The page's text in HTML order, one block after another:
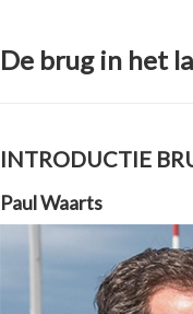
De brug in het
INTRODUCTIE
Paul Waarts